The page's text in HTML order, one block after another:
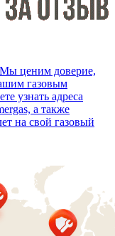
Мы ценим доверие,
газовым
узнать адреса
а также
на свой газовый